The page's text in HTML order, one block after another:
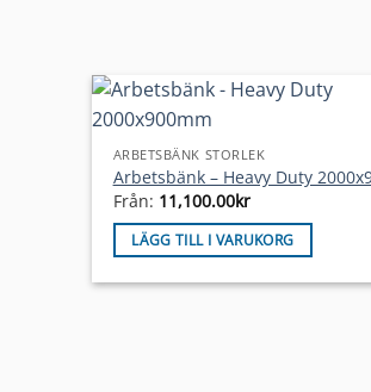
ARBETSBÄNK STORLEK
Arbetsbänk – Heavy Duty
Från: 11,100.00kr
LÄGG TILL I VARUKORG